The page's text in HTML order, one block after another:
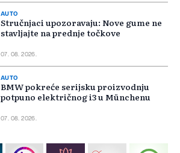
AUTO
Stručnjaci upozoravaju: Nove gume ne
stavljajte na prednje točkove
07. 08. 2026.
AUTO
BMW pokreće serijsku proizvodnju
potpuno električnog i3 u Münchenu
07. 08. 2026.